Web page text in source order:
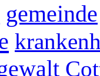
gemeinde